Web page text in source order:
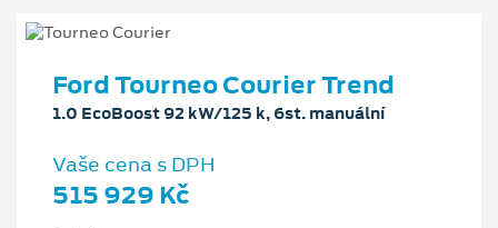
Ford Tourneo Courier Trend
1.0 EcoBoost 92 kW/125 k, 6st. manuální
Vaše cena s DPH
515 929 Kč